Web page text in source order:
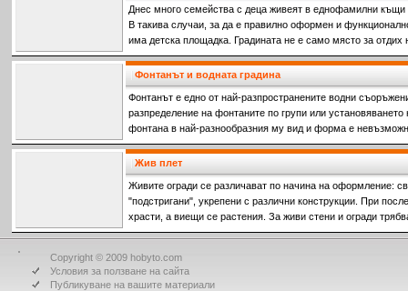
Днес много семейства с деца живеят в еднофамилни къщи
В такива случаи, за да е правилно оформен и
има детска площадка. Градината не е само място за отдих
на
Фонтанът и водната градина
Фонтанът е едно от най-разпространените водни
разпределение на фонтаните по групи или
фонтана в най-разнообразния му вид и форма е
Жив плет
Живите огради се различават по начина на оформление:
"подстригани", укрепени с различни конструкции. При
храсти, а виещи се растения. За живи стени и огради
които
Copyright © 2009 hobyto.com
Условия за ползване на сайта
Публикуване на вашите материали